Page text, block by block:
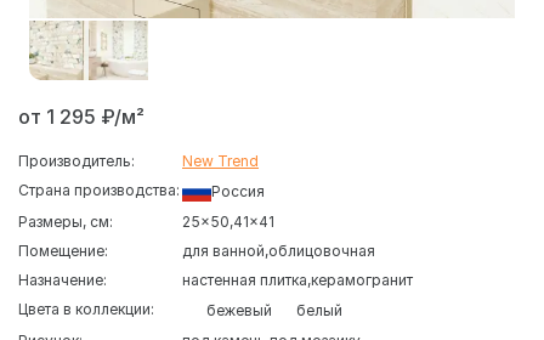
от 1 295 ₽/м²
Производитель:
New Trend
Страна производства:
Россия
Размеры, см:
25x50 41x41
Помещение:
для ванной облицовочная
Назначение:
настенная плитка керамогранит
Цвета в коллекции:
бежевый
белый